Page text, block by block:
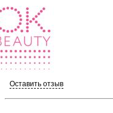
Всего отзывов: 0
Оставить отзыв